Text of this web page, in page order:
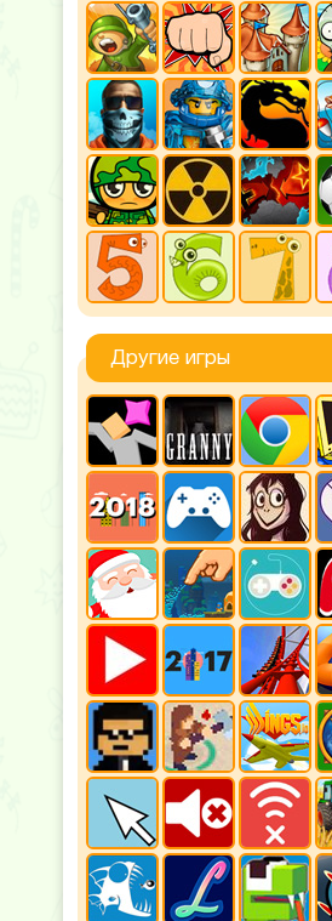
Другие игры